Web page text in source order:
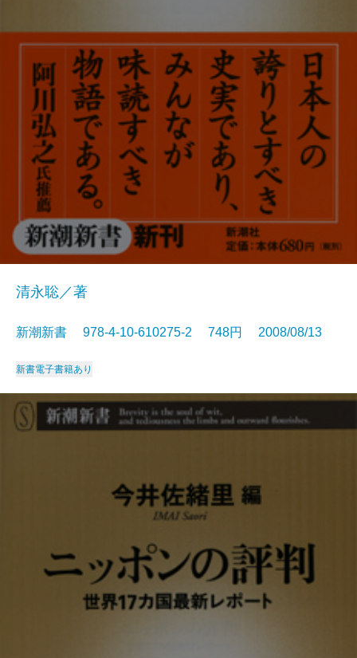
清永聡／著
新潮新書 978-4-10-610275-2 748円 2008/08/13
新書電子書籍あり